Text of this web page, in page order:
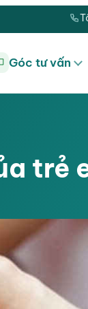
Góc tư vấn
trẻ